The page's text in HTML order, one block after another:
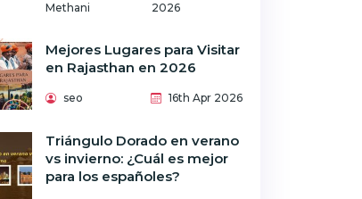
Methani
2026
Mejores Lugares para Visitar
en Rajasthan en 2026
seo 16th Apr 2026
Triángulo Dorado en verano
vs invierno: ¿Cuál es mejor
para los españoles?